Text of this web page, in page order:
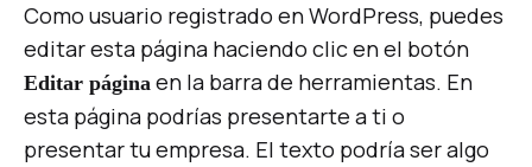
Como usuario registrado en WordPress, puedes
editar esta página haciendo clic en el botón
Editar página en la barra de herramientas. En
esta página podrías presentarte a ti o
presentar tu empresa. El texto podría ser algo